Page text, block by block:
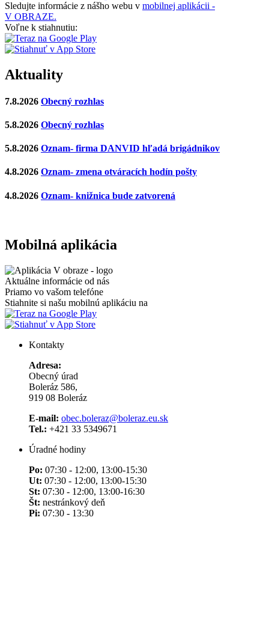
Sledujte informácie z nášho webu v mobilnej aplikácii -
V OBRAZE.
Voľne k stiahnutiu:
Aktuality
7.8.2026 Obecný rozhlas
5.8.2026 Obecný rozhlas
5.8.2026 Oznam- firma DANVID hľadá brigádnikov
4.8.2026 Oznam- zmena otváracích hodín pošty
4.8.2026 Oznam- knižnica bude zatvorená
Mobilná aplikácia
Aktuálne informácie od nás
Priamo vo vašom telefóne
Stiahnite si našu mobilnú aplikáciu na
Kontakty
Adresa:
Obecný úrad
Boleráz 586,
919 08 Boleráz
E-mail: obec.boleraz@boleraz.eu.sk
Tel.: +421 33 5349671
Úradné hodiny
Po: 07:30 - 12:00, 13:00-15:30
Ut: 07:30 - 12:00, 13:00-15:30
St: 07:30 - 12:00, 13:00-16:30
Št: nestránkový deň
Pi: 07:30 - 13:30